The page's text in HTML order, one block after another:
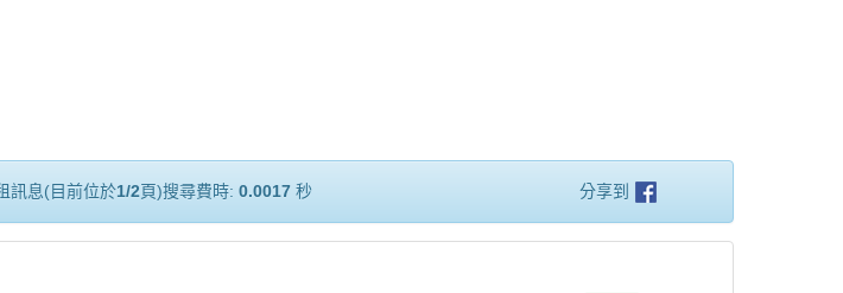
訊息(目前位於1/2頁)搜尋費時: 0.0017 秒 分享到